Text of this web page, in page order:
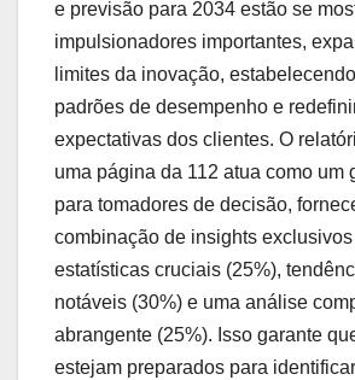
e previsão para 2034 estão se
impulsionadores importantes,
limites da inovação,
padrões de desempenho e
expectativas dos clientes. O
uma página da 112 atua como um
para tomadores de decisão,
combinação de insights exclusivos
estatísticas cruciais (25%),
notáveis (30%) e uma análise
abrangente (25%). Isso garante
estejam preparados para